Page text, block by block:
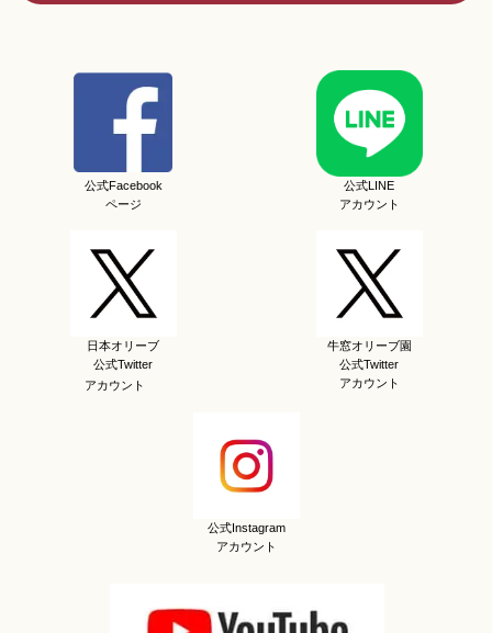
公式Facebook
ページ
公式LINE
アカウント
日本オリーブ
公式Twitter
アカウント
牛窓オリーブ園
公式Twitter
アカウント
公式Instagram
アカウント